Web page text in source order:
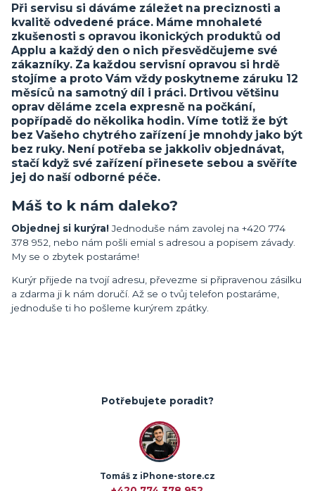
Při servisu si dáváme záležet na preciznosti a
kvalitě odvedené práce. Máme mnohaleté
zkušenosti s opravou ikonických produktů od
Applu a každý den o nich přesvědčujeme své
zákazníky. Za každou servisní opravou si hrdě
stojíme a proto Vám vždy poskytneme záruku 12
měsíců na samotný díl i práci. Drtivou většinu
oprav děláme zcela expresně na počkání,
popřípadě do několika hodin. Víme totiž že být
bez Vašeho chytrého zařízení je mnohdy jako být
bez ruky. Není potřeba se jakkoliv objednávat,
stačí když své zařízení přinesete sebou a svěříte
jej do naší odborné péče.
Máš to k nám daleko?
Objednej si kurýra!Jednoduše nám zavolej na +420 774
378 952, nebo nám pošli emial s adresou a popisem závady.
My se o zbytek postaráme!
Kurýr přijede na tvojí adresu, převezme si připravenou zásilku
a zdarma ji k nám doručí. Až se o tvůj telefon postaráme,
jednoduše ti ho pošleme kurýrem zpátky.
Potřebujete poradit?
Tomáš z iPhone-store.cz